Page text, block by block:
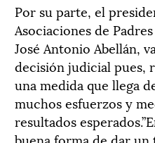
Por su parte, el
Asociaciones de
José Antonio Abellán,
decisión judicial pues,
una medida que llega
muchos esfuerzos y
resultados
buena forma de dar